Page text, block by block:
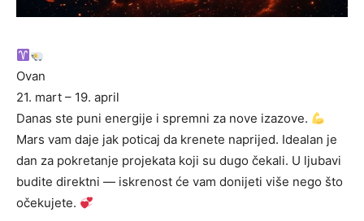
Ovan
21. mart – 19. april
Danas ste puni energije i spremni za nove izazove.
Mars vam daje jak poticaj da krenete naprijed. Idealan je
dan za pokretanje projekata koji su dugo čekali. U ljubavi
budite direktni — iskrenost će vam donijeti više nego što
očekujete.